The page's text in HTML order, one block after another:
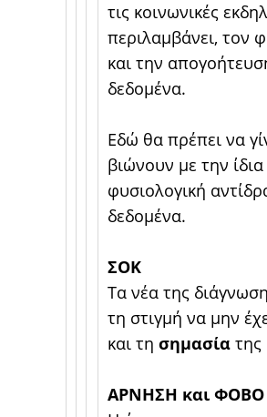
τις κοινωνικές
περιλαμβάνει, τον
και την
δεδομένα.
Εδώ θα πρέπει να
βιώνουν με την
φυσιολογική
δεδομένα.
ΣΟΚ
Τα νέα της
τη στιγμή να μην
και τη σημασία της
ΑΡΝΗΣΗ και ΦΟΒΟ